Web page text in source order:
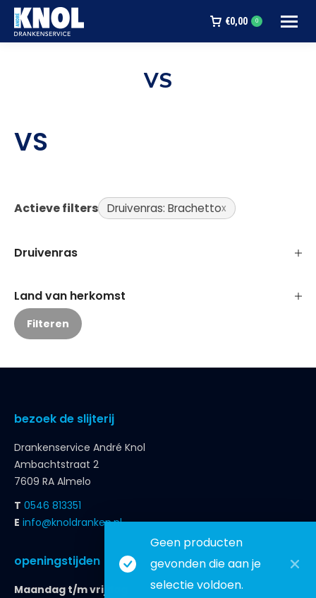
€0,00 0
VS
Geen producten
gevonden die aan je
selectie voldoen.
VS
Actieve filters Druivenras: Brachetto
Druivenras
Land van herkomst
Filteren
bezoek de slijterij
Drankenservice André Knol
Ambachtstraat 2
7609 RA Almelo
T 0546 813351
E info@knoldranken.nl
openingstijden
Maandag t/m vrijdag